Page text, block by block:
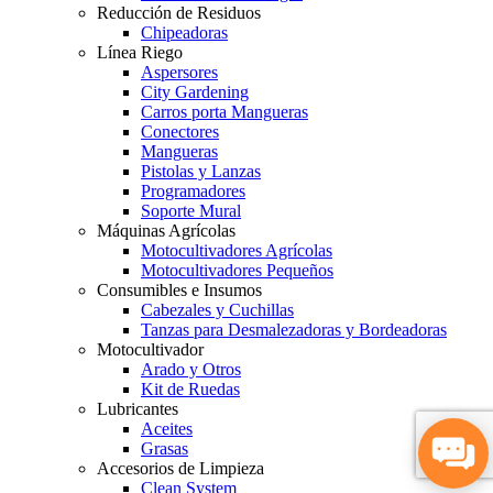
Reducción de Residuos
Chipeadoras
Línea Riego
Aspersores
City Gardening
Carros porta Mangueras
Conectores
Mangueras
Pistolas y Lanzas
Programadores
Soporte Mural
Máquinas Agrícolas
Motocultivadores Agrícolas
Motocultivadores Pequeños
Consumibles e Insumos
Cabezales y Cuchillas
Tanzas para Desmalezadoras y Bordeadoras
Motocultivador
Arado y Otros
Kit de Ruedas
Lubricantes
Aceites
Grasas
Accesorios de Limpieza
Clean System